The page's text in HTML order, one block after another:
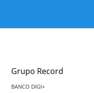
Grupo Record
BANCO DIGI+